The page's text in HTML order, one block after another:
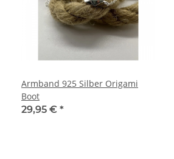
Armband 925 Silber Origami
Boot
29,95 € *